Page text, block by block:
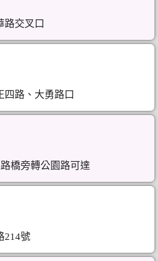
路交叉口
四路、大勇路口
橋旁轉公園路可達
214號